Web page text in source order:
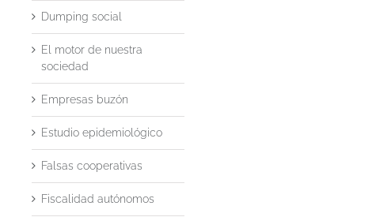
Dumping social
El motor de nuestra
sociedad
Empresas buzón
Estudio epidemiológico
Falsas cooperativas
Fiscalidad autónomos